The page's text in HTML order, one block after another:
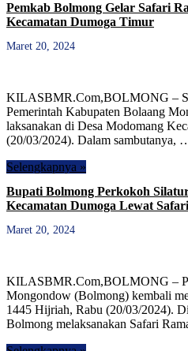
Pemkab Bolmong Gelar Safari
Kecamatan Dumoga Timur
Maret 20, 2024
KILASBMR.Com,BOLMONG –
Pemerintah Kabupaten Bolaang
laksanakan di Desa Modomang
(20/03/2024). Dalam sambutanya,
Selengkapnya »
Bupati Bolmong Perkokoh
Kecamatan Dumoga Lewat
Maret 20, 2024
KILASBMR.Com,BOLMONG –
Mongondow (Bolmong) kembali
1445 Hijriah, Rabu (20/03/2024).
Bolmong melaksanakan Safari